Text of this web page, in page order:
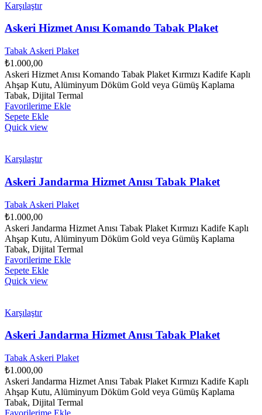
Karşılaştır
Askeri Hizmet Anısı Komando Tabak Plaket
Tabak Askeri Plaket
₺1.000,00
Askeri Hizmet Anısı Komando Tabak Plaket Kırmızı Kadife Kaplı
Ahşap Kutu, Alüminyum Döküm Gold veya Gümüş Kaplama
Tabak, Dijital Termal
Favorilerime Ekle
Sepete Ekle
Quick view
Karşılaştır
Askeri Jandarma Hizmet Anısı Tabak Plaket
Tabak Askeri Plaket
₺1.000,00
Askeri Jandarma Hizmet Anısı Tabak Plaket Kırmızı Kadife Kaplı
Ahşap Kutu, Alüminyum Döküm Gold veya Gümüş Kaplama
Tabak, Dijital Termal
Favorilerime Ekle
Sepete Ekle
Quick view
Karşılaştır
Askeri Jandarma Hizmet Anısı Tabak Plaket
Tabak Askeri Plaket
₺1.000,00
Askeri Jandarma Hizmet Anısı Tabak Plaket Kırmızı Kadife Kaplı
Ahşap Kutu, Alüminyum Döküm Gold veya Gümüş Kaplama
Tabak, Dijital Termal
Favorilerime Ekle